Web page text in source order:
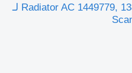
مشعاع جهاز تكييف الهواء Radiator AC 1449779, 1380374 لـ